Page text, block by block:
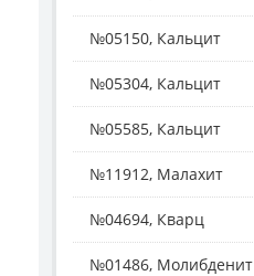
№05150, Кальцит
№05304, Кальцит
№05585, Кальцит
№11912, Малахит
№04694, Кварц
№01486, Молибденит